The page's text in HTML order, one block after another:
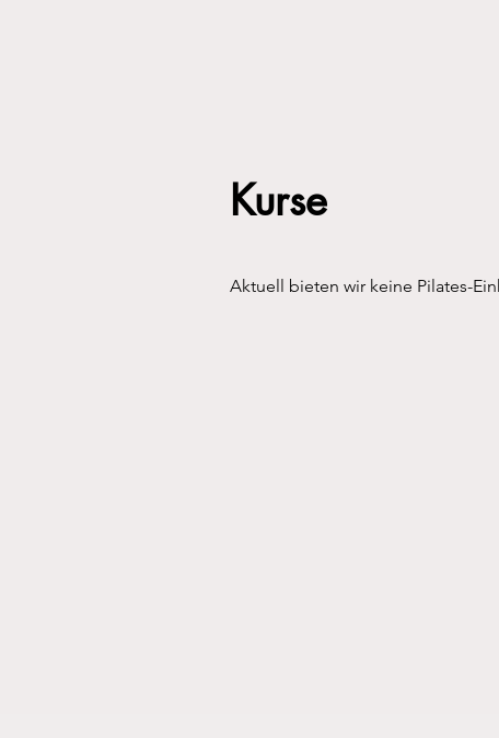
Kurse
Aktuell bieten wir keine Pilates-